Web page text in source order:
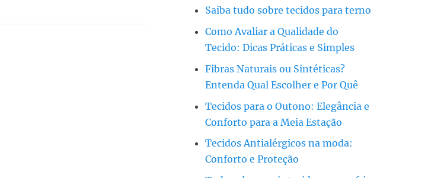
Saiba tudo sobre tecidos para terno
Como Avaliar a Qualidade do
Tecido: Dicas Práticas e Simples
Fibras Naturais ou Sintéticas?
Entenda Qual Escolher e Por Quê
Tecidos para o Outono: Elegância e
Conforto para a Meia Estação
Tecidos Antialérgicos na moda:
Conforto e Proteção